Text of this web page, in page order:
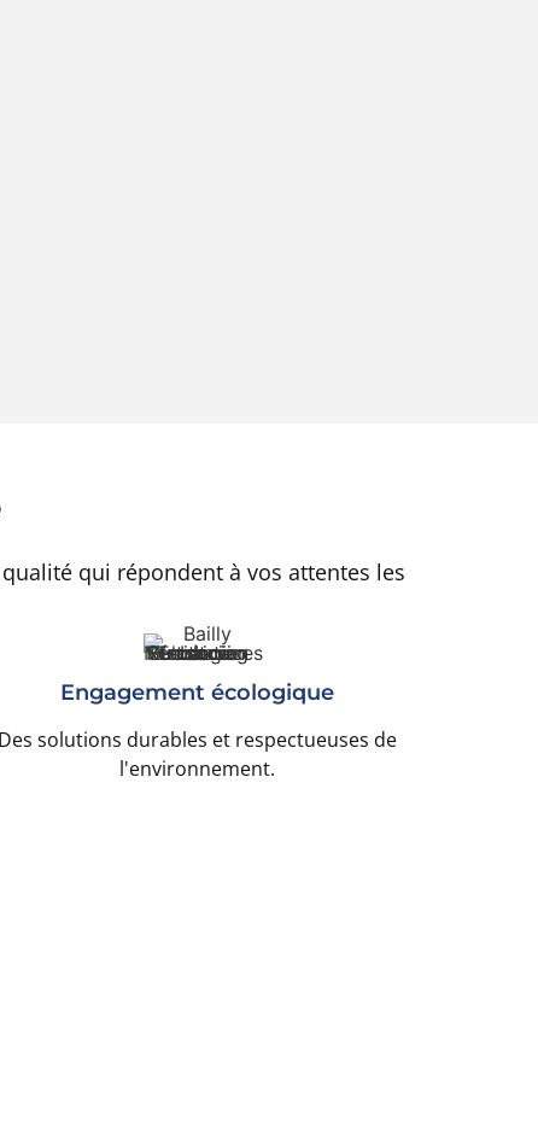
qui répondent à vos attentes les
Engagement écologique
Des solutions durables et respectueuses de
l'environnement.